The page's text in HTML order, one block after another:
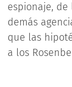
espionaje, de
demás
que las
a los